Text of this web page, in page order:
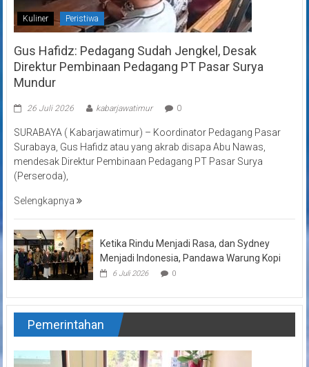
Kuliner Peristiwa
Gus Hafidz: Pedagang Sudah Jengkel, Desak
Direktur Pembinaan Pedagang PT Pasar Surya
Mundur
26 Juli 2026 kabarjawatimur 0
SURABAYA ( Kabarjawatimur) – Koordinator Pedagang Pasar
Surabaya, Gus Hafidz atau yang akrab disapa Abu Nawas,
mendesak Direktur Pembinaan Pedagang PT Pasar Surya
(Perseroda),
Selengkapnya
Ketika Rindu Menjadi Rasa, dan Sydney
Menjadi Indonesia, Pandawa Warung Kopi
6 Juli 2026 0
Pemerintahan